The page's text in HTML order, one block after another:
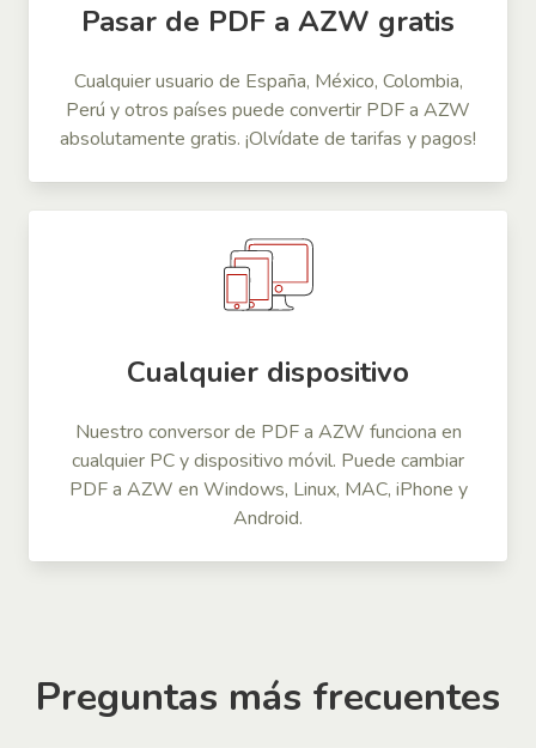
Pasar de PDF a AZW gratis
Cualquier usuario de España, México, Colombia,
Perú y otros países puede convertir PDF a AZW
absolutamente gratis. ¡Olvídate de tarifas y pagos!
Cualquier dispositivo
Nuestro conversor de PDF a AZW funciona en
cualquier PC y dispositivo móvil. Puede cambiar
PDF a AZW en Windows, Linux, MAC, iPhone y
Android.
Preguntas más frecuentes